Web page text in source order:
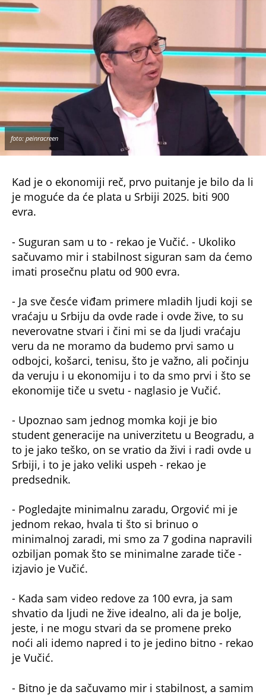
foto: peinracreen
Kad je o ekonomiji reč, prvo puitanje je bilo da li
je moguće da će plata u Srbiji 2025. biti 900
evra.
- Suguran sam u to - rekao je Vučić. - Ukoliko
sačuvamo mir i stabilnost siguran sam da ćemo
imati prosečnu platu od 900 evra.
- Ja sve česće viđam primere mladih ljudi koji se
vraćaju u Srbiju da ovde rade i ovde žive, to su
neverovatne stvari i čini mi se da ljudi vraćaju
veru da ne moramo da budemo prvi samo u
odbojci, košarci, tenisu, što je važno, ali počinju
da veruju i u ekonomiju i to da smo prvi i što se
ekonomije tiče u svetu - naglasio je Vučić.
- Upoznao sam jednog momka koji je bio
student generacije na univerzitetu u Beogradu, a
to je jako teško, on se vratio da živi i radi ovde u
Srbiji, i to je jako veliki uspeh - rekao je
predsednik.
- Pogledajte minimalnu zaradu, Orgović mi je
jednom rekao, hvala ti što si brinuo o
minimalnoj zaradi, mi smo za 7 godina napravili
ozbiljan pomak što se minimalne zarade tiče -
izjavio je Vučić.
- Kada sam video redove za 100 evra, ja sam
shvatio da ljudi ne žive idealno, ali da je bolje,
jeste, i ne mogu stvari da se promene preko
noći ali idemo napred i to je jedino bitno - rekao
je Vučić.
- Bitno je da sačuvamo mir i stabilnost, a samim